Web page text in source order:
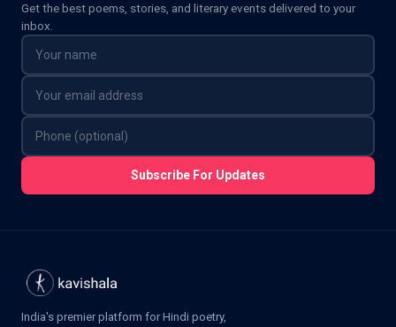
Get the best poems, stories, and literary events delivered to your
inbox.
Subscribe For Updates
India's premier platform for Hindi poetry,